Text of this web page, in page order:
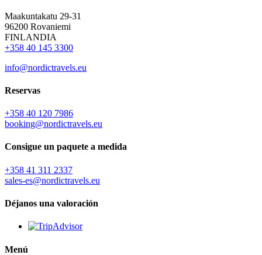
Maakuntakatu 29-31
96200 Rovaniemi
FINLANDIA
+358 40 145 3300
info@nordictravels.eu
Reservas
+358 40 120 7986
booking@nordictravels.eu
Consigue un paquete a medida
+358 41 311 2337
sales-es@nordictravels.eu
Déjanos una valoración
Menú